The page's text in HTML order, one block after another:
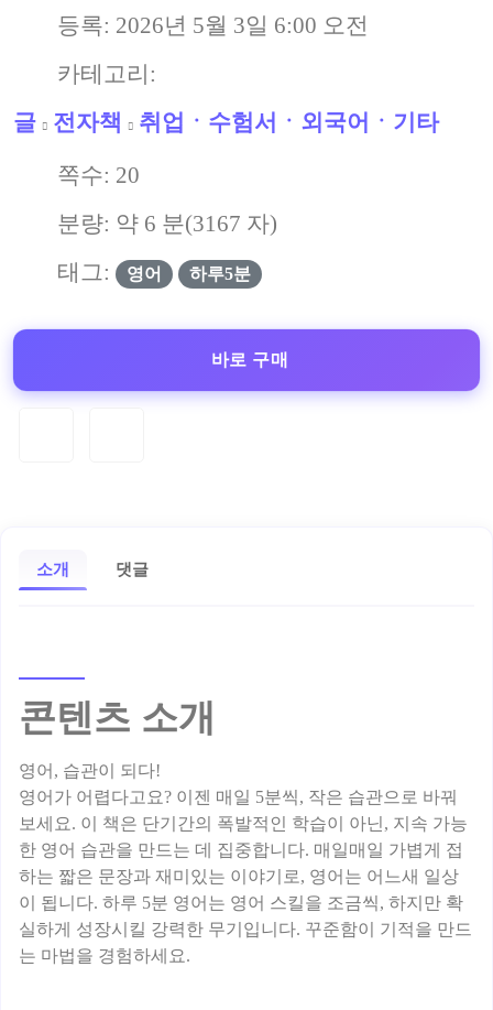
등록: 2026년 5월 3일 6:00 오전
카테고리:
글
전자책 취업ㆍ수험서ㆍ외국어ㆍ기타
쪽수: 20
분량: 약 6 분(3167 자)
태그:
영어 하루5분
바로 구매
소개 댓글
콘텐츠 소개
영어, 습관이 되다!
영어가 어렵다고요? 이젠 매일 5분씩, 작은 습관으로 바꿔
보세요. 이 책은 단기간의 폭발적인 학습이 아닌, 지속 가능
한 영어 습관을 만드는 데 집중합니다. 매일매일 가볍게 접
하는 짧은 문장과 재미있는 이야기로, 영어는 어느새 일상
이 됩니다. 하루 5분 영어는 영어 스킬을 조금씩, 하지만 확
실하게 성장시킬 강력한 무기입니다. 꾸준함이 기적을 만드